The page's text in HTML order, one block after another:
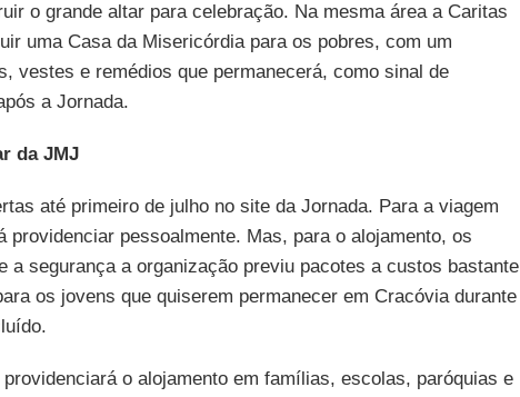
o grande altar para celebração. Na mesma área a Caritas
uma Casa da Misericórdia para os pobres, com um
vestes e remédios que permanecerá, como sinal de
a Jornada.
da JMJ
até primeiro de julho no site da Jornada. Para a viagem
providenciar pessoalmente. Mas, para o alojamento, os
a segurança a organização previu pacotes a custos bastante
os jovens que quiserem permanecer em Cracóvia durante
o alojamento em famílias, escolas, paróquias e